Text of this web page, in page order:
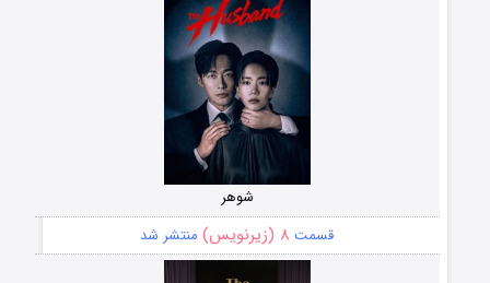
شوهر
قسمت ۸ (زیرنویس) منتشر شد